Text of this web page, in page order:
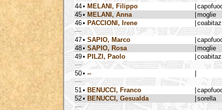
44• MELANI, Filippo
45• MELANI, Anna
moglie
46• PACCIONI, Irene
47• SAPIO, Marco
48• SAPIO, Rosa
moglie
49• PILZI, Paolo
50• --
51 • BENUCCI, Franco
52• BENUCCI, Gesualda sorella